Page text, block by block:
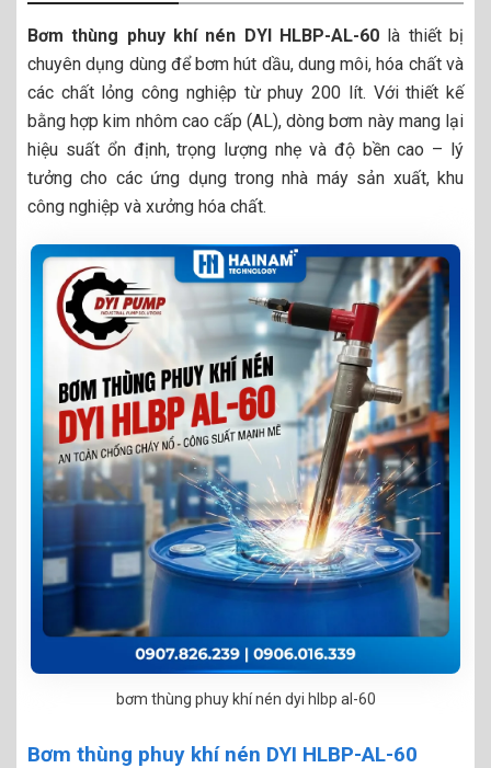
Bơm thùng phuy khí nén DYI HLBP-AL-60 là thiết bị
chuyên dụng dùng để bơm hút dầu, dung môi, hóa chất và
các chất lỏng công nghiệp từ phuy 200 lít. Với thiết kế
bằng hợp kim nhôm cao cấp (AL), dòng bơm này mang lại
hiệu suất ổn định, trọng lượng nhẹ và độ bền cao – lý
tưởng cho các ứng dụng trong nhà máy sản xuất, khu
công nghiệp và xưởng hóa chất.
bơm thùng phuy khí nén dyi hlbp al-60
Bơm thùng phuy khí nén DYI HLBP-AL-60